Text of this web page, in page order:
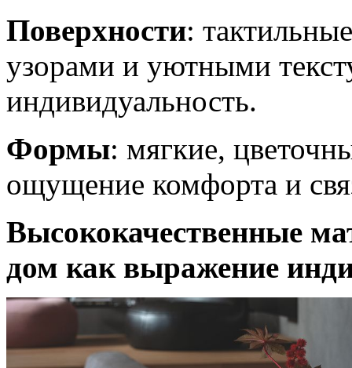
Поверхности:
узорами и уютными
индивидуальность.
Формы: мягкие,
ощущение комфорта и
Высококачественные
дом как выражение